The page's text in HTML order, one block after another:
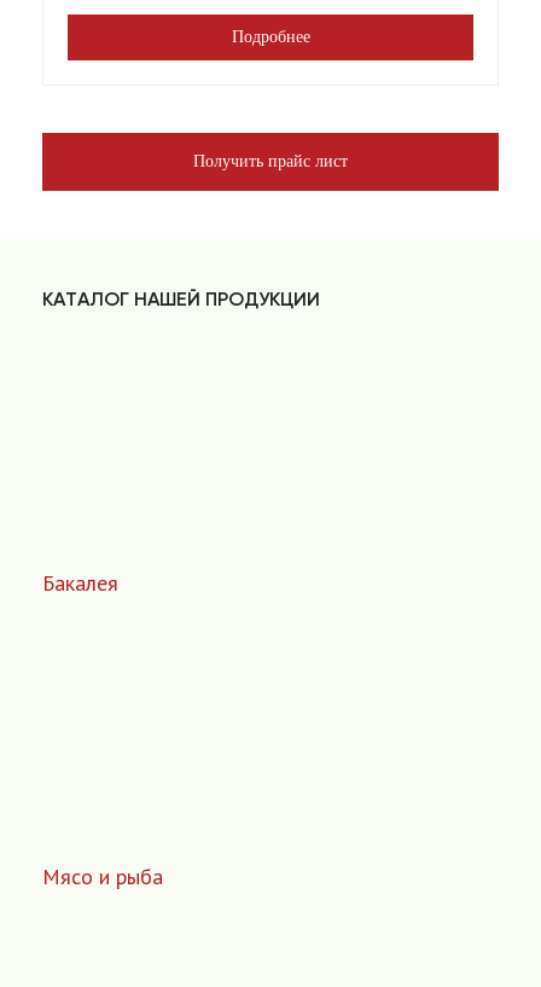
Подробнее
Получить прайс лист
КАТАЛОГ НАШЕЙ ПРОДУКЦИИ
Бакалея
Мясо и рыба